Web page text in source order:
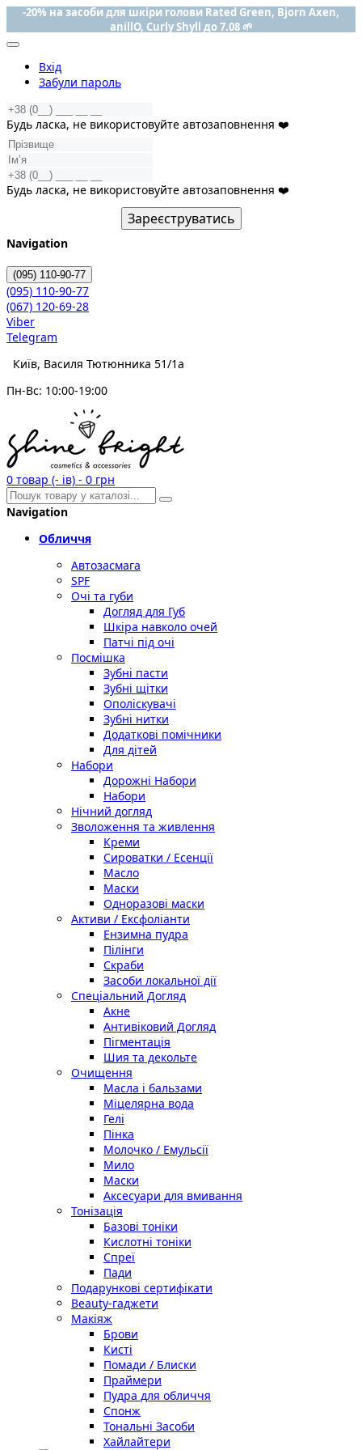
-20% на засоби для шкіри голови Rated Green, Bjorn Axen,
anillO, Curly Shyll до 7.08 🌱
Вхід
Забули пароль
Будь ласка, не використовуйте автозаповнення ❤️
Будь ласка, не використовуйте автозаповнення ❤️
Зареєструватись
Navigation
(095) 110-90-77
(095) 110-90-77
(067) 120-69-28
Viber
Telegram
Київ, Василя Тютюнника 51/1а
Пн-Вс: 10:00-19:00
0 товар (- ів) - 0 грн
Navigation
Обличчя
Автозасмага
SPF
Очі та губи
Догляд для Губ
Шкіра навколо очей
Патчі під очі
Посмішка
Зубні пасти
Зубні щітки
Ополіскувачі
Зубні нитки
Додаткові помічники
Для дітей
Набори
Дорожні Набори
Набори
Нічний догляд
Зволоження та живлення
Креми
Сироватки / Есенції
Масло
Маски
Одноразові маски
Активи / Ексфоліанти
Ензимна пудра
Пілінги
Скраби
Засоби локальної дії
Спеціальний Догляд
Акне
Антивіковий Догляд
Пігментація
Шия та декольте
Очищення
Масла і бальзами
Міцелярна вода
Гелі
Пінка
Молочко / Емульсії
Мило
Маски
Аксесуари для вмивання
Тонізація
Базові тоніки
Кислотні тоніки
Спреї
Пади
Подарункові сертифікати
Beauty-гаджети
Макіяж
Брови
Кисті
Помади / Блиски
Праймери
Пудра для обличчя
Спонж
Тональні Засоби
Хайлайтери